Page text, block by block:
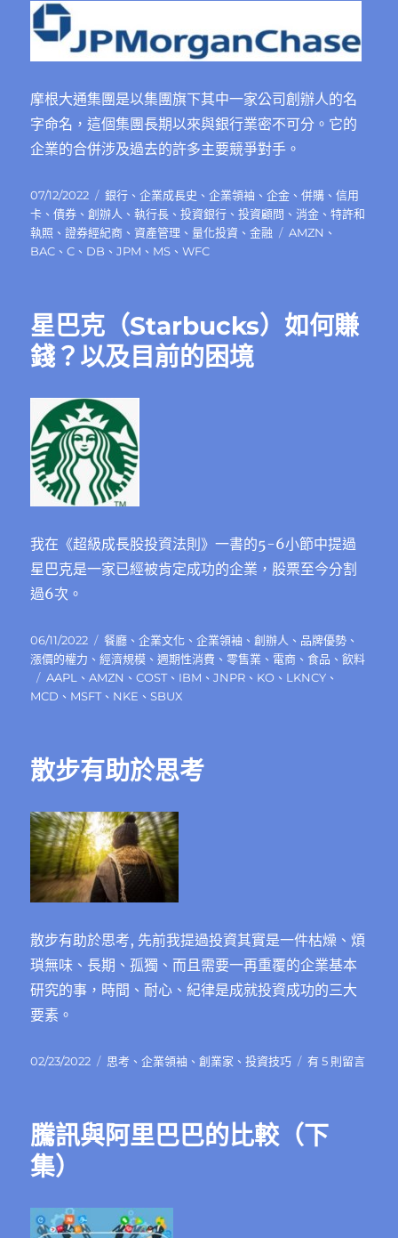
摩根大通集團是以集團旗下其中一家公司創辦人的名
字命名，這個集團長期以來與銀行業密不可分。它的
企業的合併涉及過去的許多主要競爭對手。
發
佈
日
期:
07/12/2022
分
類
銀行 、企業成長史 、企業領袖 、企金 、併購 、信用
卡 、債券 、創辦人 、執行長 、投資銀行 、投資顧問 、消金 、特許和
執照 、證券經紀商 、資產管理 、 量化投資 、金融
標
AMZN 、
BAC 、C 、 DB 、JPM 、 MS 、WFC
星巴克（Starbucks）如何賺
錢？以及目前的困境
我在《超級成長股投資法則》一書的5-6小節中提過
星巴克是一家已經被肯定成功的企業，股票至今分割
過6次。
發
佈
日
期:
06/11/2022
分
類
餐廳 、企業文化 、企業領袖 、創辦人 、 品牌優勢 、
漲價的權力 、經濟規模 、週期性消費 、 零售業 、 電商 、 食品 、飲料
標
籤
AAPL 、AMZN 、COST、 IBM 、JNPR 、 KO 、 LKNCY 、
MCD 、 MSFT、 NKE 、SBUX
散步有助於思考
散步有助於思考, 先前我提過投資其實是一件枯燥、煩
瑣無味、長期、孤獨、而且需要一再重覆的企業基本
研究的事，時間、耐心、紀律是成就投資成功的三大
要素。
發
02/23/2022
分
思考 、企業領袖 、創業家 、投資技巧
在
助
有 5 則留言
騰訊與阿里巴巴的比較（下
集）